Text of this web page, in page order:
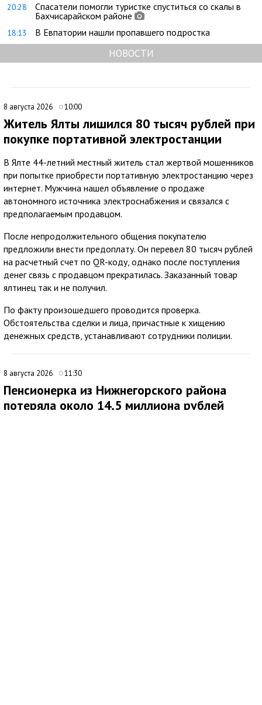
20:28
Спасатели помогли туристке спуститься со скалы в
Бахчисарайском районе
18:13 В Евпатории нашли пропавшего подростка
НОВОСТИ
8 августа 2026 10:00
Житель Ялты лишился 80 тысяч рублей при
покупке портативной электростанции
В Ялте 44-летний местный житель стал жертвой мошенников
при попытке приобрести портативную электростанцию через
интернет. Мужчина нашел объявление о продаже
автономного источника электроснабжения и связался с
предполагаемым продавцом.
После непродолжительного общения покупателю
предложили внести предоплату. Он перевел 80 тысяч рублей
на расчетный счет по QR-коду, однако после поступления
денег связь с продавцом прекратилась. Заказанный товар
ялтинец так и не получил.
По факту произошедшего проводится проверка.
Обстоятельства сделки и лица, причастные к хищению
денежных средств, устанавливают сотрудники полиции.
8 августа 2026 11:30
Пенсионерка из Нижнегорского района
потеряла около 14,5 миллиона рублей